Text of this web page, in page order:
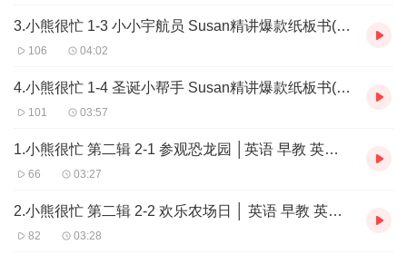
3.小熊很忙 1-3 小小宇航员 Susan精讲爆款纸板书(Av542846711,P3)
106 04:02
4.小熊很忙 1-4 圣诞小帮手 Susan精讲爆款纸板书(Av542846711,P4)
101 03:57
1.小熊很忙 第二辑 2-1 参观恐龙园 │英语 早教 英文启蒙 幼儿英语
66 03:27
2.小熊很忙 第二辑 2-2 欢乐农场日 │ 英语 早教 英文启蒙 幼儿英语
82 03:28